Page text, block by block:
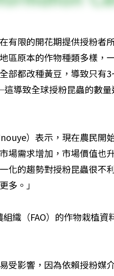
有限的開花期提供授粉者
原本的作物種類多樣，
部都改種黃豆，導致只有
導致全球授粉昆蟲的數量
）表示，現在農民開
場需求增加，市場價值也
化的趨勢對授粉昆蟲很不
多。」
織（FAO）的作物栽植資
受影響，因為依賴授粉媒